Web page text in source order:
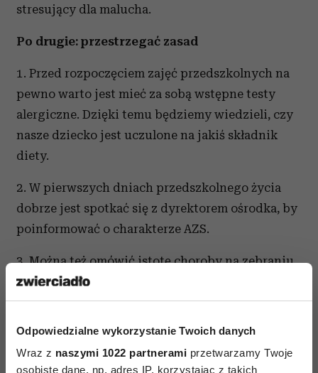
Odpowiedzialne wykorzystanie Twoich danych
Wraz z naszymi 1022 partnerami przetwarzamy Twoje
osobiste dane, np. adres IP, korzystając z takich
stresujący dla malucha.
Po drugie: przestrzegać zasad
1. Przed rozpoczęciem zajęć przedszkolnych na
pewno warto jest mieć za sobą wstępne testy
alergiczne. Dzięki temu będziemy wiedzieli, czy
nasze dziecko jest uczulone na jakiś składnik
diety.
2. W pierwszych dniach przedszkolnego życia
dobrze jest spotkać się z dyrektorem ośrodka, by
poinformować o charakterze AZS.
3. Można też omówić istotę choroby na zebraniu
rodziców. Często rodzice innych dzieci obawiają
się, że AZS jest zakaźną chorobą i w grupie może
stanu zdrowia naszego dziecka osoby